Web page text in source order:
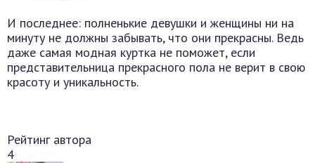
И последнее: полненькие девушки и женщины ни на
минуту не должны забывать, что они прекрасны. Ведь
даже самая модная куртка не поможет, если
представительница прекрасного пола не верит в свою
красоту и уникальность.
Рейтинг автора
4